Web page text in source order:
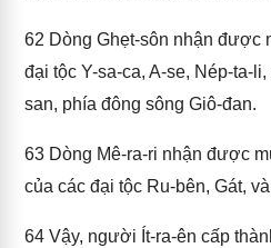
62 Dòng Ghẹt-sôn nhận được
đại tộc Y-sa-ca, A-se, Nép-ta-
san, phía đông sông Giô-đan.
63 Dòng Mê-ra-ri nhận được
của các đại tộc Ru-bên, Gát,
64 Vậy, người Ít-ra-ên cấp